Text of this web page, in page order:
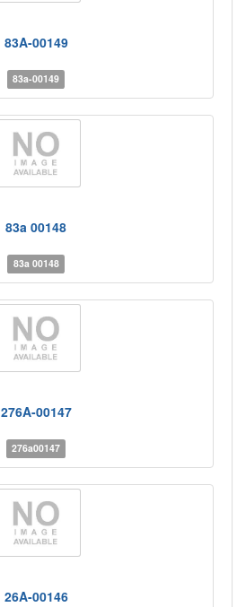
83A-00149
83a-00149
83a 00148
83a 00148
276A-00147
276a00147
26A-00146